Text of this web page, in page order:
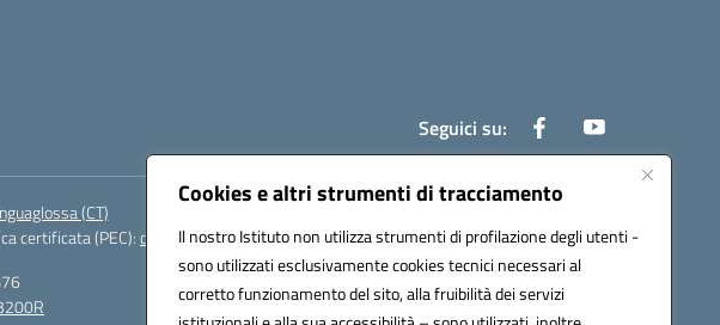
Cookies e altri strumenti di tracciamento
Il nostro Istituto non utilizza strumenti di profilazione degli utenti -
sono utilizzati esclusivamente cookies tecnici necessari al
corretto funzionamento del sito, alla fruibilità dei servizi
Seguici su:
(CT)
certificata (PEC):ctic83200r@pec.istruzione.it